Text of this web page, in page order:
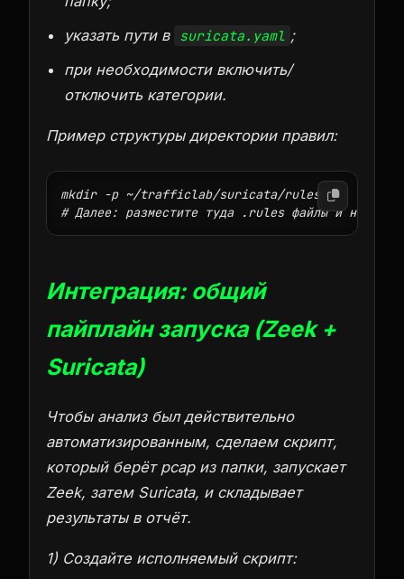
указать пути в suricata.yaml ;
при необходимости включить/
отключить категории.
Пример структуры директории правил:
mkdir -p ~/trafficlab/suricata/rules
Интеграция: общий
пайплайн запуска (Zeek +
Suricata)
Чтобы анализ был действительно
автоматизированным, сделаем скрипт,
который берёт pcap из папки, запускает
Zeek, затем Suricata, и складывает
результаты в отчёт.
1) Создайте исполняемый скрипт: